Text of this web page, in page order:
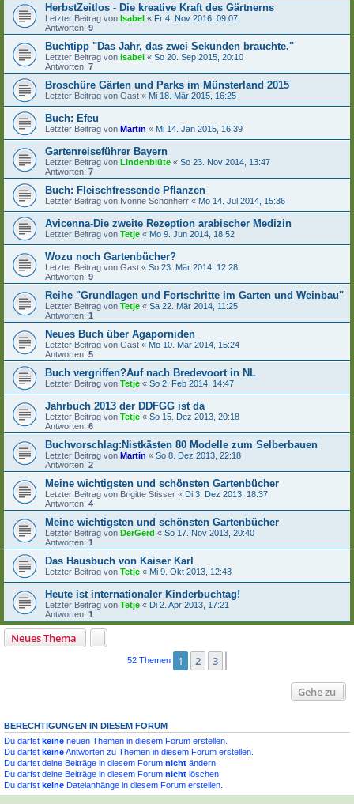
HerbstZeitlos - Die kreative Kraft des Gärtnerns
Letzter Beitrag von Isabel « Fr 4. Nov 2016, 09:07
Antworten: 9
Buchtipp "Das Jahr, das zwei Sekunden brauchte."
Letzter Beitrag von Isabel « So 20. Sep 2015, 20:10
Antworten: 7
Broschüre Gärten und Parks im Münsterland 2015
Letzter Beitrag von Gast « Mi 18. Mär 2015, 16:25
Buch: Efeu
Letzter Beitrag von Martin « Mi 14. Jan 2015, 16:39
Gartenreiseführer Bayern
Letzter Beitrag von Lindenblüte « So 23. Nov 2014, 13:47
Antworten: 7
Buch: Fleischfressende Pflanzen
Letzter Beitrag von Ivonne Schönherr « Mo 14. Jul 2014, 15:36
Avicenna-Die zweite Rezeption arabischer Medizin
Letzter Beitrag von Tetje « Mo 9. Jun 2014, 18:52
Wozu noch Gartenbücher?
Letzter Beitrag von Gast « So 23. Mär 2014, 12:28
Antworten: 9
Reihe "Grundlagen und Fortschritte im Garten und Weinbau"
Letzter Beitrag von Tetje « Sa 22. Mär 2014, 11:25
Antworten: 1
Neues Buch über Agaporniden
Letzter Beitrag von Gast « Mo 10. Mär 2014, 15:24
Antworten: 5
Buch vergriffen?Auf nach Bredevoort in NL
Letzter Beitrag von Tetje « So 2. Feb 2014, 14:47
Jahrbuch 2013 der DDFGG ist da
Letzter Beitrag von Tetje « So 15. Dez 2013, 20:18
Antworten: 6
Buchvorschlag:Nistkästen 80 Modelle zum Selberbauen
Letzter Beitrag von Martin « So 8. Dez 2013, 22:18
Antworten: 2
Meine wichtigsten und schönsten Gartenbücher
Letzter Beitrag von Brigitte Stisser « Di 3. Dez 2013, 18:37
Antworten: 4
Meine wichtigsten und schönsten Gartenbücher
Letzter Beitrag von DerGerd « So 17. Nov 2013, 20:40
Antworten: 1
Das Hausbuch von Kaiser Karl
Letzter Beitrag von Tetje « Mi 9. Okt 2013, 12:43
Heute ist internationaler Kinderbuchtag!
Letzter Beitrag von Tetje « Di 2. Apr 2013, 17:21
Antworten: 1
Neues Thema
52 Themen 1 2 3
Gehe zu
BERECHTIGUNGEN IN DIESEM FORUM
Du darfst keine neuen Themen in diesem Forum erstellen.
Du darfst keineAntworten zu Themen in diesem Forum erstellen.
Du darfst deine Beiträge in diesem Forum nicht ändern.
Du darfst deine Beiträge in diesem Forum nicht löschen.
Du darfst keine Dateianhänge in diesem Forum erstellen.